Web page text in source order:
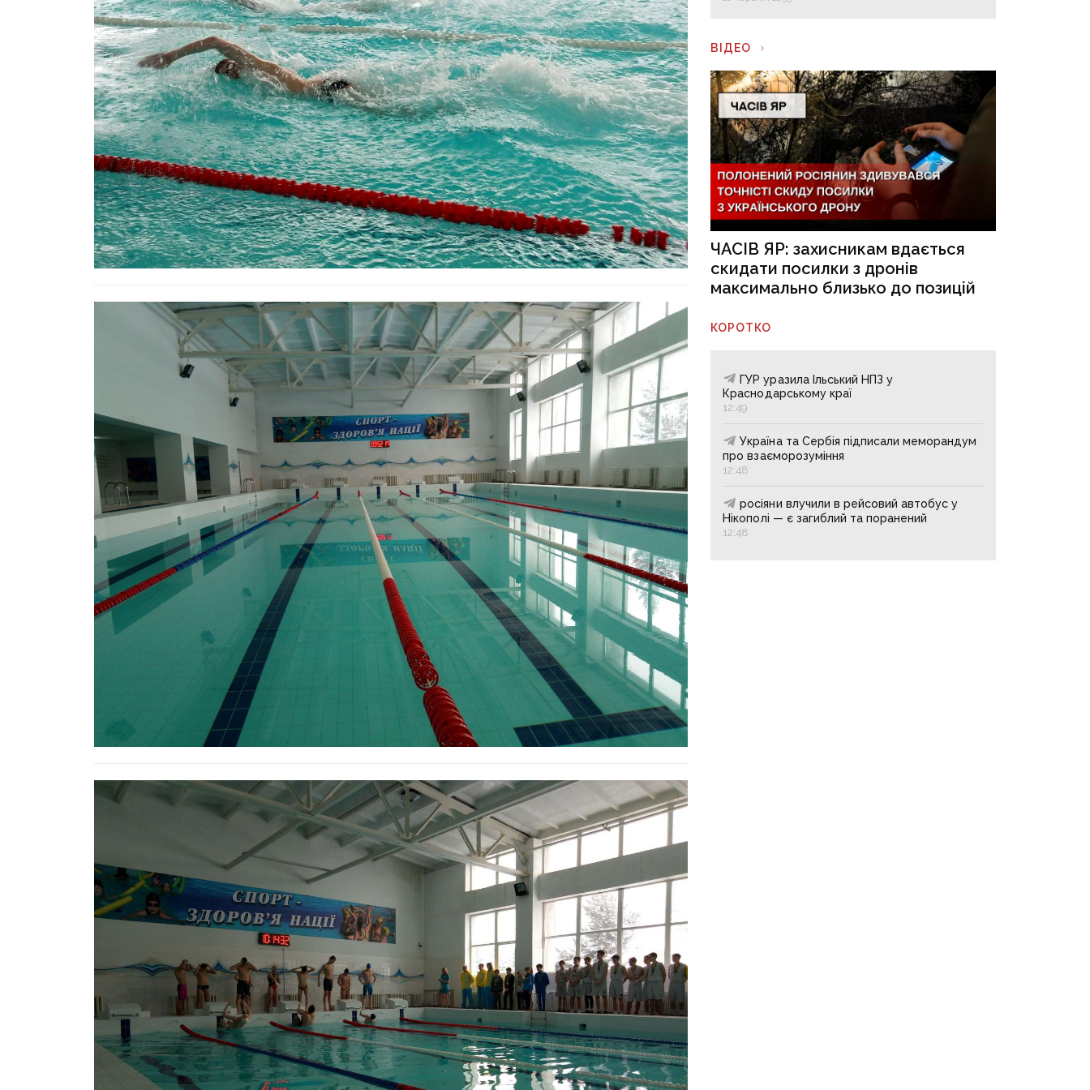
ВІДЕО
ЧАСІВ ЯР: захисникам вдається
скидати посилки з дронів
максимально близько до позицій
КОРОТКО
ГУР уразила Ільський НПЗ у
Краснодарському краї
12:49
Україна та Сербія підписали меморандум
про взаєморозуміння
12:48
росіяни влучили в рейсовий автобус у
Нікополі — є загиблий та поранений
12:48